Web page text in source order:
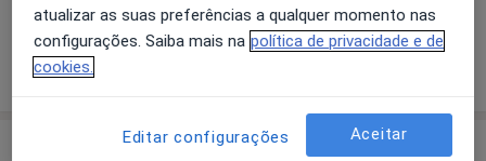
Como mostramos os preços?
atualizar as suas preferências a qualquer momento nas
configurações. Saiba mais na política de privacidade e de
cookies.
Editar configurações Aceitar